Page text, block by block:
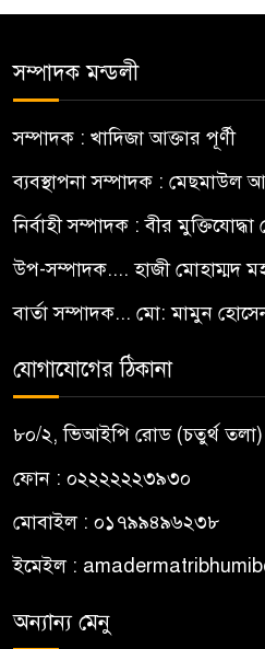
সম্পাদক মন্ডলী
সম্পাদক : খাদিজা আক্তার পূর্ণী
ব্যবস্থাপনা সম্পাদক :
নির্বাহী সম্পাদক : বীর
উপ-সম্পাদক.... হাজী মোহাম্মদ
বার্তা সম্পাদক... মো: মামুন
যোগাযোগের ঠিকানা
৮০/২, ভিআইপি রোড (চতুর্থ
ফোন : ০২২২২২২৩৯৩০
মোবাইল : ০১৭৯৯৪৯৬২৩৮
ইমেইল :
অন্যান্য মেনু